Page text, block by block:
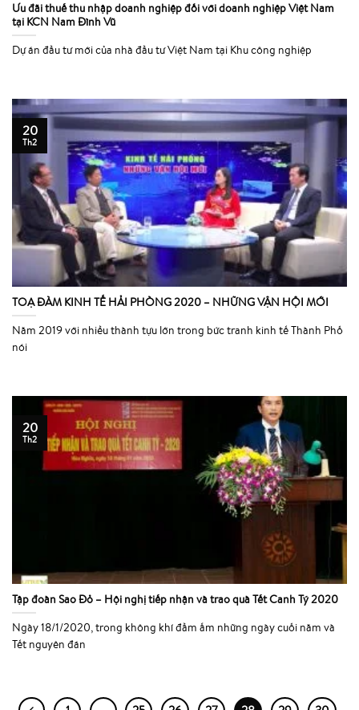
Ưu đãi thuế thu nhập doanh nghiệp đối với doanh nghiệp Việt Nam
tại KCN Nam Đình Vũ
Dự án đầu tư mới của nhà đầu tư Việt Nam tại Khu công nghiệp
TOẠ ĐÀM KINH TẾ HẢI PHÒNG 2020 – NHỮNG VẬN HỘI MỚI
Năm 2019 với nhiều thành tựu lớn trong bức tranh kinh tế Thành Phố
nói
20
Th2
Tập đoàn Sao Đỏ – Hội nghị tiếp nhận và trao quà Tết Canh Tý 2020
Ngày 18/1/2020, trong không khí đầm ấm những ngày cuối năm và
Tết nguyên đán
20
Th2